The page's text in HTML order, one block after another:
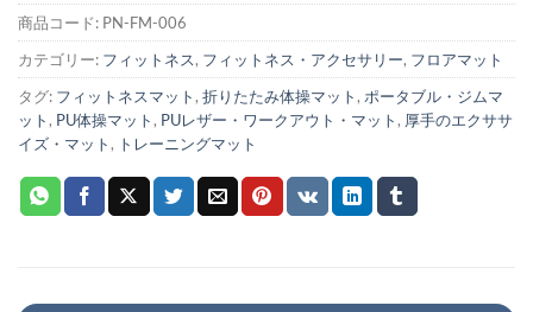
商品コード: PN-FM-006
カテゴリー: フィットネス, フィットネス・アクセサリー, フロアマット
タグ: フィットネスマット, 折りたたみ体操マット, ポータブル・ジムマ
ット, PU体操マット, PUレザー・ワークアウト・マット, 厚手のエクササ
イズ・マット, トレーニングマット